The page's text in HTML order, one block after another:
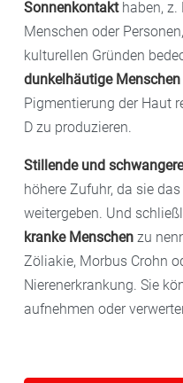
Sonnenkontakt haben, z.
Menschen oder
kulturellen Gründen
dunkelhäutige Menschen
Pigmentierung der Haut
D zu produzieren.
Stillende und
höhere Zufuhr, da sie
weitergeben. Und
kranke Menschen zu
Zöliakie, Morbus Crohn
Nierenerkrankung. Sie
aufnehmen oder